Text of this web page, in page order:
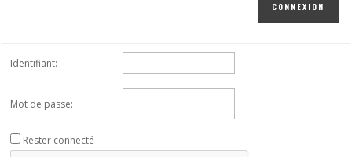
CONNEXION
Identifiant:
Mot de passe:
Rester connecté